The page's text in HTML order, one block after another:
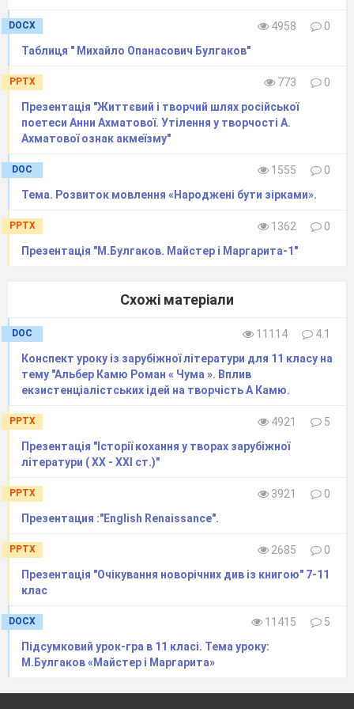
відкладення початку
статевого життя до
уникати позашлюбних
тестування донорської
крові; використання
презерватива; уникання
користування
медичних або
дотримання правил
особистої гігієни при
користуванні колючими
предметами.
уроку та мотивація учіння школярів
1.Робота з епіграфом.
На що спрямовує читача епіграф до
Доведіть, що роман А.Камю є
. За свідченням самого Камю,
«явний зміст «Чуми» - боротьба
європейського Опору проти фашизму».
«зображати те, що існує, за допомогою того,
чума - універсальна метафора зла в усій його
DOCX 4958
0
Таблиця " Михайло Опанасович Булгаков"
PPTX 773
0
Презентація "Життєвий і творчий шлях російської
поетеси Анни Ахматової. Утілення у творчості А.
Ахматової ознак акмеїзму"
DOC 1555
0
Тема. Розвиток мовлення «Народжені бути зірками».
PPTX 1362
0
Презентація "М.Булгаков. Майстер і Маргарита-1"
Схожі матеріали
DOC 11114
4.1
Конспект уроку із зарубіжної літератури для 11 класу на
тему "Альбер Камю Роман « Чума ». Вплив
екзистенціалістських ідей на творчість А Камю.
PPTX 4921
5
Презентація "Історії кохання у творах зарубіжної
літератури ( ХХ - ХХІ ст.)"
PPTX 3921
0
Презентация :"English Renaissance".
PPTX 2685
0
Презентація "Очікування новорічних див із книгою" 7-11
клас
DOCX 11415
5
Підсумковий урок-гра в 11 класі. Тема уроку:
М.Булгаков «Майстер і Маргарита»